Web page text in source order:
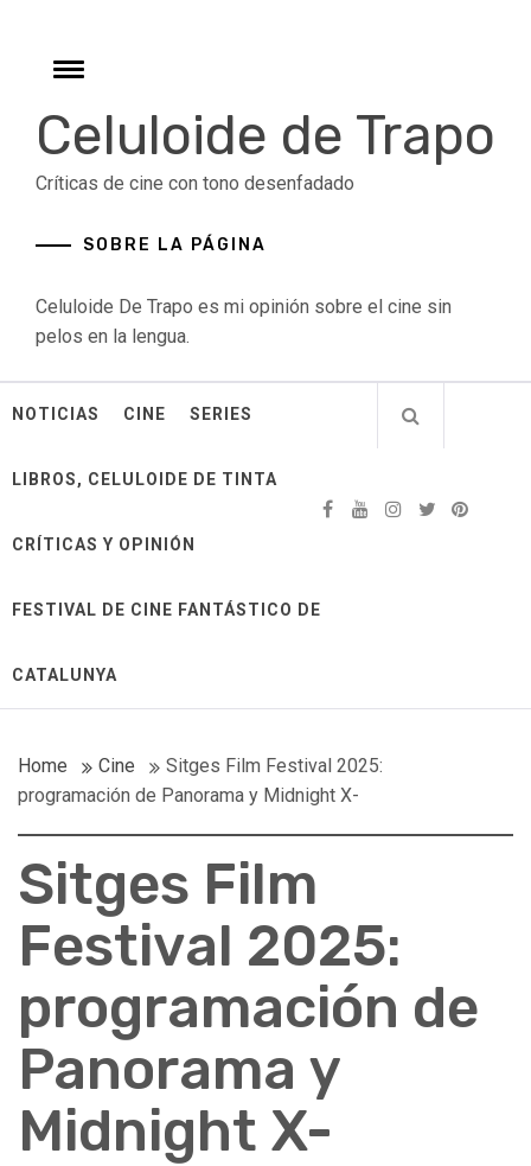
contentToggle
Celuloide de Trapo
Críticas de cine con tono desenfadado
SOBRE LA PÁGINA
Celuloide De Trapo es mi opinión sobre el cine sin
pelos en la lengua.
NOTICIAS CINE SERIES
LIBROS, CELULOIDE DE TINTA
CRÍTICAS Y OPINIÓN
FESTIVAL DE CINE FANTÁSTICO DE
CATALUNYA
Home Cine
Sitges Film Festival 2025:
programación de Panorama y Midnight X-
Sitges Film
Festival 2025:
programación de
Panorama y
Midnight X-